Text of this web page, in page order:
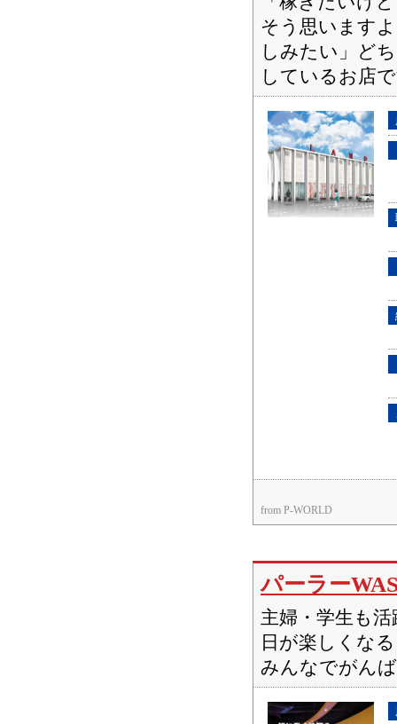
そう思います
しみたい」ど
しているお店
from P-WORLD
パーラー
主婦・学生も
日が楽しくな
みんなでがん